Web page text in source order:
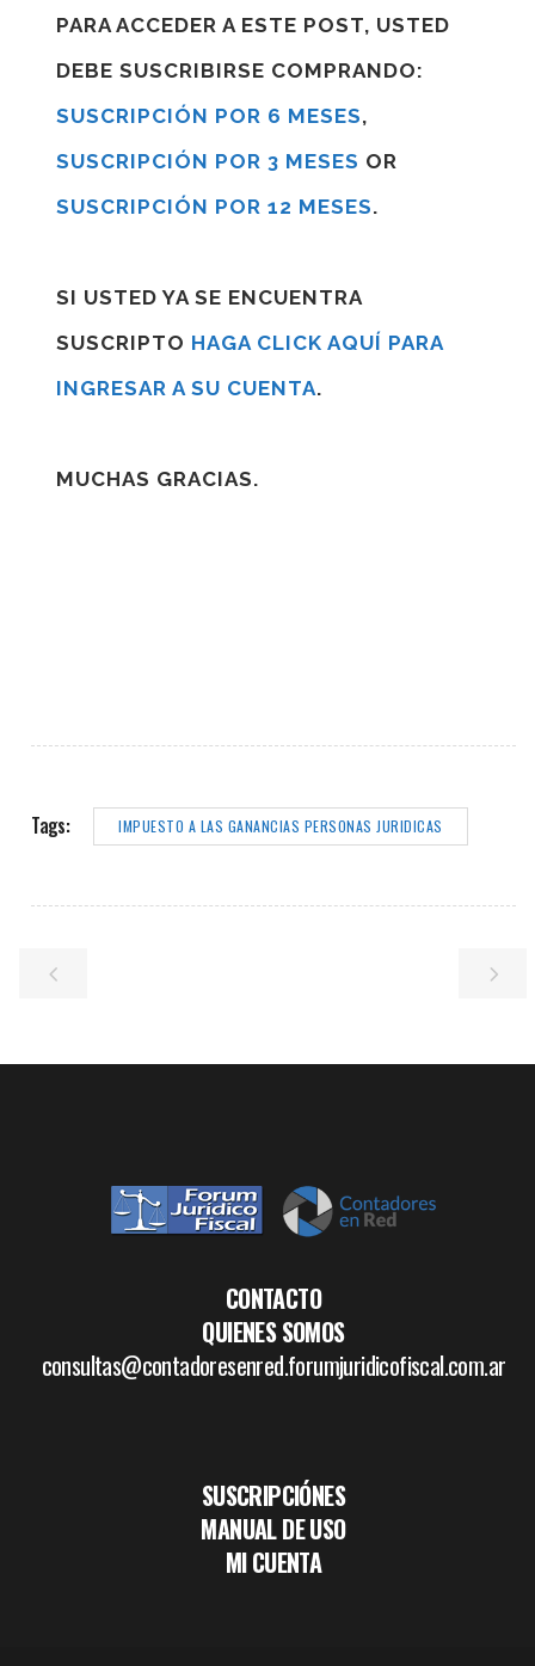
PARA ACCEDER A ESTE POST, USTED
DEBE SUSCRIBIRSE COMPRANDO:
SUSCRIPCIÓN POR 6 MESES,
SUSCRIPCIÓN POR 3 MESES OR
SUSCRIPCIÓN POR 12 MESES.
SI USTED YA SE ENCUENTRA
SUSCRIPTO HAGA CLICK AQUÍ PARA
INGRESAR A SU CUENTA.
MUCHAS GRACIAS.
Tags: IMPUESTO A LAS GANANCIAS PERSONAS JURIDICAS
CONTACTO
QUIENES SOMOS
consultas@contadoresenred.forumjuridicofiscal.com.ar
SUSCRIPCIÓNES
MANUAL DE USO
MI CUENTA